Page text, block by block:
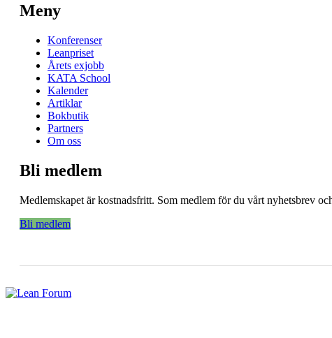
Meny
Konferenser
Leanpriset
Årets exjobb
KATA School
Kalender
Artiklar
Bokbutik
Partners
Om oss
Bli medlem
Medlemskapet är kostnadsfritt. Som medlem för du vårt nyhetsbrev
Bli medlem